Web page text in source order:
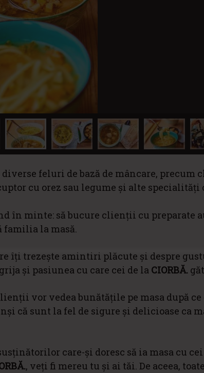
feluri de bază de mâncare, precum
cu orez sau legume și alte
în minte: să bucure clienții cu preparate
familia la masă.
îți trezește amintiri plăcute și despre
și pasiunea cu care cei de la CIORBĂ.
vor vedea bunătățile pe masa după ce
că sunt la fel de sigure și delicioase ca
care-și doresc să ia masa cu
, veți fi mereu tu și ai tăi. De aceea,